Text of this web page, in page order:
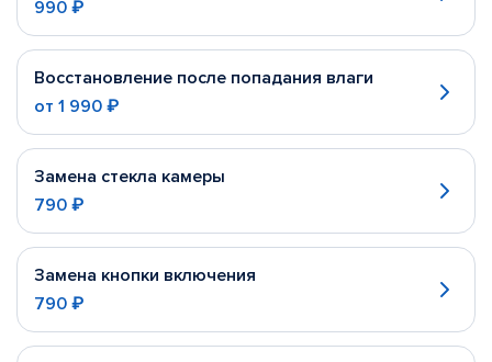
990 ₽
Восстановление после попадания влаги
от 1 990 ₽
Замена стекла камеры
790 ₽
Замена кнопки включения
790 ₽